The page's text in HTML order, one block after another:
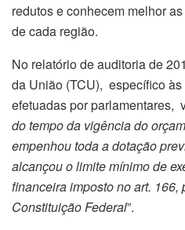
redutos e conhecem melhor
de cada região.
No relatório de auditoria de
da União (TCU), específico
efetuadas por parlamentares,
do tempo da vigência do
empenhou toda a dotação
alcançou o limite mínimo de
financeira imposto no art. 166,
Constituição Federal”.